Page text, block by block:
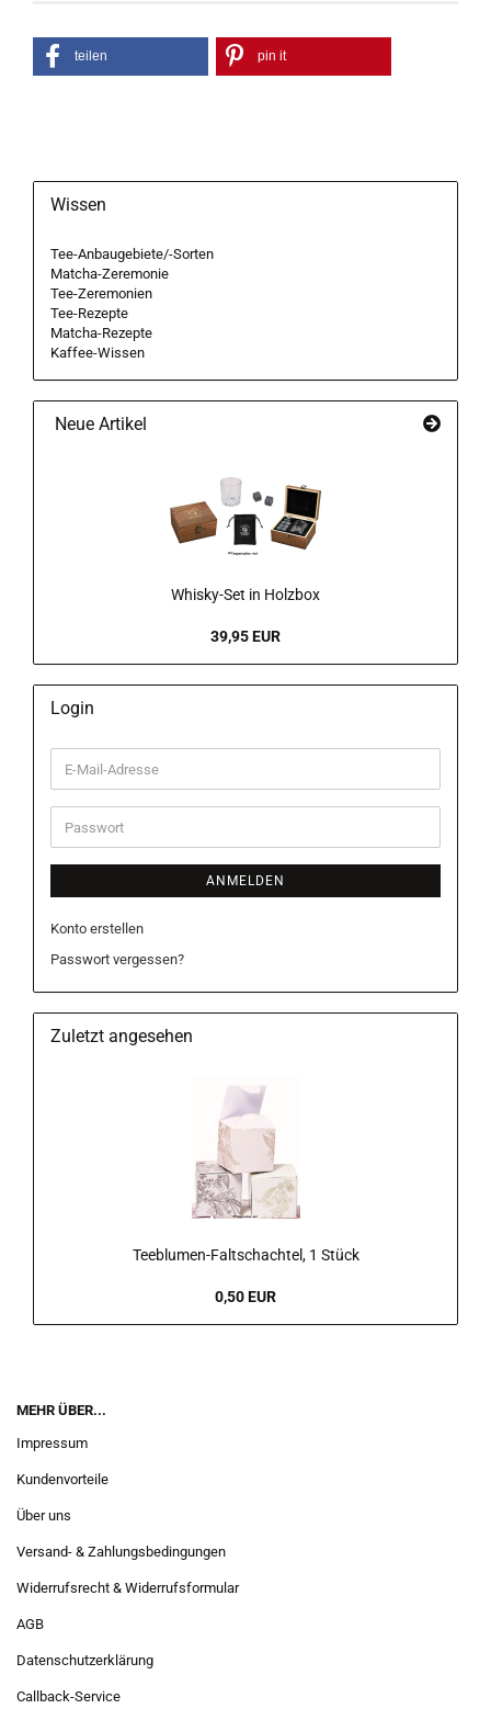
teilen pin it
Wissen
Tee-Anbaugebiete/-Sorten
Matcha-Zeremonie
Tee-Zeremonien
Tee-Rezepte
Matcha-Rezepte
Kaffee-Wissen
Neue Artikel
Whisky-Set in Holzbox
39,95 EUR
Login
E-
Mail-
Adresse
Passwort
ANMELDEN
Konto erstellen
Passwort vergessen?
Zuletzt angesehen
Teeblumen-Faltschachtel, 1 Stück
0,50 EUR
MEHR ÜBER...
Impressum
Kundenvorteile
Über uns
Versand- & Zahlungsbedingungen
Widerrufsrecht & Widerrufsformular
AGB
Datenschutzerklärung
Callback-Service